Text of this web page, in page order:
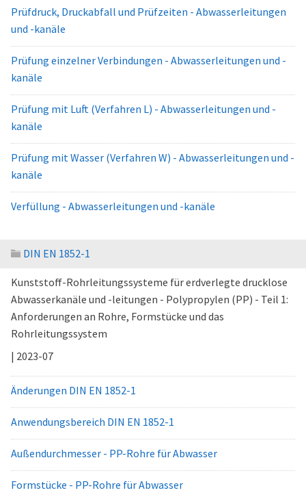
Prüfdruck, Druckabfall und Prüfzeiten - Abwasserleitungen
und -kanäle
Prüfung einzelner Verbindungen - Abwasserleitungen und -
kanäle
Prüfung mit Luft (Verfahren L) - Abwasserleitungen und -
kanäle
Prüfung mit Wasser (Verfahren W) - Abwasserleitungen und -
kanäle
Verfüllung - Abwasserleitungen und -kanäle
DIN EN 1852-1
Kunststoff-Rohrleitungssysteme für erdverlegte drucklose
Abwasserkanäle und -leitungen - Polypropylen (PP) - Teil 1:
Anforderungen an Rohre, Formstücke und das
Rohrleitungssystem
| 2023-07
Änderungen DIN EN 1852-1
Anwendungsbereich DIN EN 1852-1
Außendurchmesser - PP-Rohre für Abwasser
Formstücke - PP-Rohre für Abwasser